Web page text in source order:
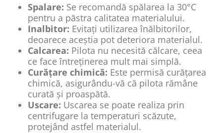
Spalare: Se recomandă spălarea la 30°C
pentru a păstra calitatea materialului.
Inalbitor: Evitați utilizarea înălbitorilor,
deoarece aceștia pot deteriora materialul.
Calcarea: Pilota nu necesită călcare, ceea
ce face întreținerea mult mai simplă.
Curățare chimică: Este permisă curățarea
chimică, asigurându-vă că pilota rămâne
curată și proaspătă.
Uscare: Uscarea se poate realiza prin
centrifugare la temperaturi scăzute,
protejând astfel materialul.